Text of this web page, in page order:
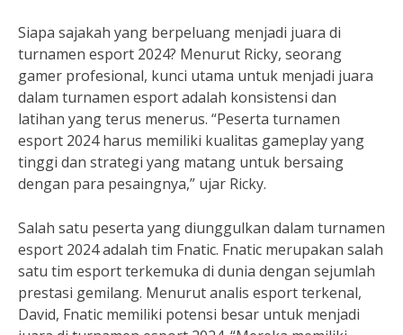
Siapa sajakah yang berpeluang menjadi juara di
turnamen esport 2024? Menurut Ricky, seorang
gamer profesional, kunci utama untuk menjadi juara
dalam turnamen esport adalah konsistensi dan
latihan yang terus menerus. “Peserta turnamen
esport 2024 harus memiliki kualitas gameplay yang
tinggi dan strategi yang matang untuk bersaing
dengan para pesaingnya,” ujar Ricky.
Salah satu peserta yang diunggulkan dalam turnamen
esport 2024 adalah tim Fnatic. Fnatic merupakan salah
satu tim esport terkemuka di dunia dengan sejumlah
prestasi gemilang. Menurut analis esport terkenal,
David, Fnatic memiliki potensi besar untuk menjadi